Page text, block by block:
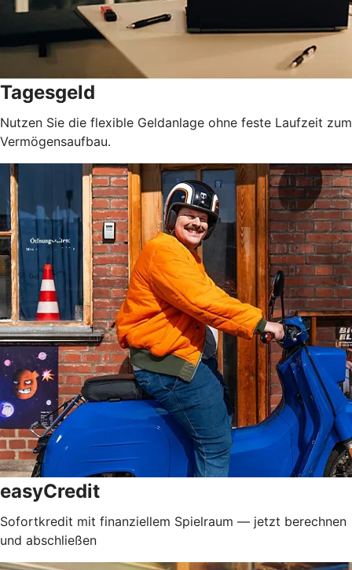
Tagesgeld
Nutzen Sie die flexible Geldanlage ohne feste Laufzeit zum
Vermögensaufbau.
easyCredit
Sofortkredit mit finanziellem Spielraum — jetzt berechnen
und abschließen